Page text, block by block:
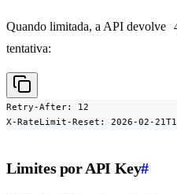
Quando limitada, a API devolve
tentativa:
Retry-After: 12
X-RateLimit-Reset: 2026-02-
Limites por API Key#